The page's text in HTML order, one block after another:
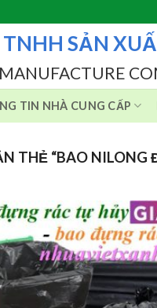
TNHH SẢN
TIN NHÀ CUNG CẤP
THẺ “BAO NILONG